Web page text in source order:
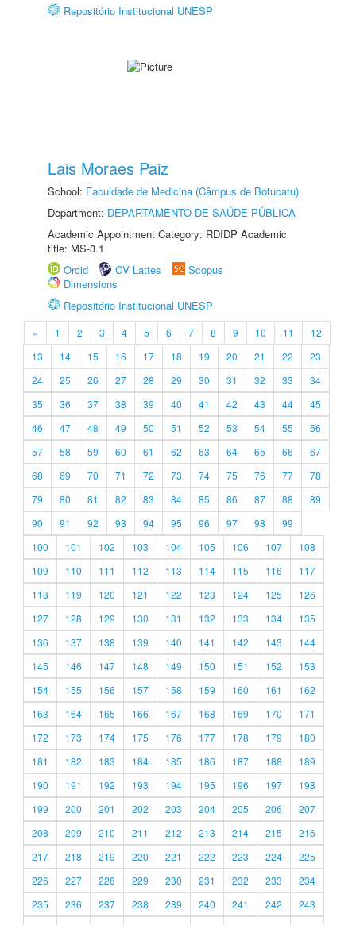
Repositório Institucional UNESP
Lais Moraes Paiz
School: Faculdade de Medicina (Câmpus de Botucatu)
Department: DEPARTAMENTO DE SAÚDE PÚBLICA
Academic Appointment Category: RDIDP Academic
title: MS-3.1
Orcid
CV Lattes
Scopus
Dimensions
Repositório Institucional UNESP
« 1 2 3 4 5 6 7 8 9 10 11
12
13
14 15 16 17 18 19 20 21 22
23
24
25 26 27 28 29 30 31 32 33
34
35
36 37 38 39 40 41 42 43 44
45
46
47 48 49 50 51 52 53 54 55
56
57
58 59 60 61 62 63 64 65 66
67
68
69 70 71 72 73 74 75 76 77
78
79
80 81 82 83 84 85 86 87 88
89
90
91 92 93 94 95 96 97 98
99
100
101 102 103 104 105 106 107
108
109
110 111 112 113 114 115 116
117
118
119 120 121 122 123 124 125
126
127
128 129 130 131 132 133 134
135
136
137 138 139 140 141 142 143
144
145
146 147 148 149 150 151 152
153
154
155 156 157 158 159 160 161
162
163
164 165 166 167 168 169 170
171
172
173 174 175 176 177 178 179
180
181
182 183 184 185 186 187 188
189
190
191 192 193 194 195 196 197
198
199
200 201 202 203 204 205 206
207
208
209 210 211 212 213 214 215
216
217
218 219 220 221 222 223 224
225
226
227 228 229 230 231 232 233
234
235
236 237 238 239 240 241 242
243